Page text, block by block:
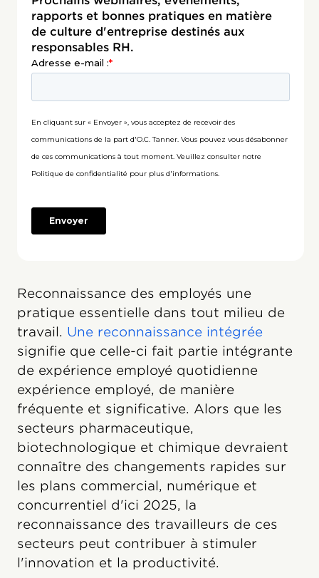
rapports et bonnes pratiques en matière
de culture d'entreprise destinés aux
responsables RH.
Reconnaissance des employés une
pratique essentielle dans tout milieu de
travail. Une reconnaissance intégrée
signifie que celle-ci fait partie intégrante
de expérience employé quotidienne
expérience employé, de manière
fréquente et significative. Alors que les
secteurs pharmaceutique,
biotechnologique et chimique devraient
connaître des changements rapides sur
les plans commercial, numérique et
concurrentiel d'ici 2025, la
reconnaissance des travailleurs de ces
secteurs peut contribuer à stimuler
l'innovation et la productivité.